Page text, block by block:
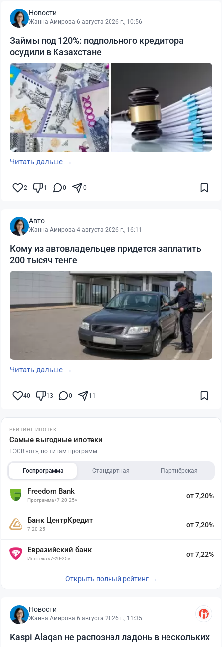
Новости
Жанна Амирова·6 августа 2026 г., 10:56
Займы под 120%: подпольного кредитора
осудили в Казахстане
Читать дальше →
2 1 0 0
Авто
Жанна Амирова·4 августа 2026 г., 16:11
Кому из автовладельцев придется заплатить
200 тысяч тенге
Читать дальше →
40 13 0 11
РЕЙТИНГ ИПОТЕК
Самые выгодные ипотеки
ГЭСВ «от», по типам программ
Госпрограмма Стандартная Партнёрская
Freedom Bank
Программа «7-20-25»
от 7,20%
Банк ЦентрКредит
7-20-25
от 7,20%
Евразийский банк
Ипотека «7-20-25»
от 7,22%
Открыть полный рейтинг →
Новости
Жанна Амирова·6 августа 2026 г., 11:35
Kaspi Alaqan не распознал ладонь в нескольких